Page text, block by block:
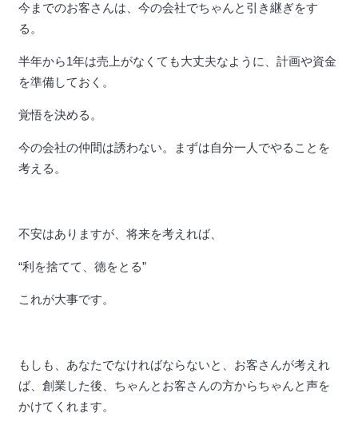
今までのお客さんは、今の会社でちゃんと引き継ぎをす
る。
半年から1年は売上がなくても大丈夫なように、計画や資金
を準備しておく。
覚悟を決める。
今の会社の仲間は誘わない。まずは自分一人でやることを
考える。
不安はありますが、将来を考えれば、
“利を捨てて、徳をとる”
これが大事です。
もしも、あなたでなければならないと、お客さんが考えれ
ば、創業した後、ちゃんとお客さんの方からちゃんと声を
かけてくれます。